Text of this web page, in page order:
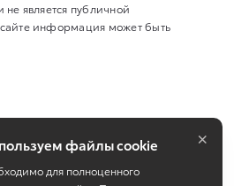
является публичной
информация может быть
файлы cookie
для полноценного
×